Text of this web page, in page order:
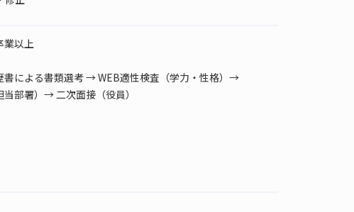
業以上
書による書類選考 → WEB適性検査（学力・性格）→
部署）→ 二次面接（役員）